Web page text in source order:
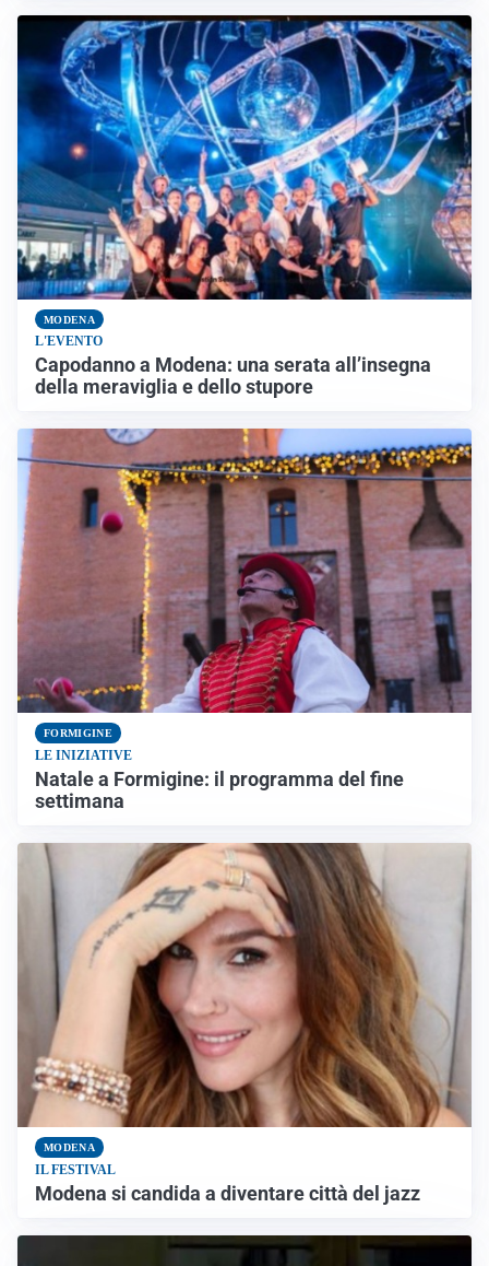
MODENA
L'EVENTO
Capodanno a Modena: una serata all’insegna
della meraviglia e dello stupore
FORMIGINE
LE INIZIATIVE
Natale a Formigine: il programma del fine
settimana
MODENA
IL FESTIVAL
Modena si candida a diventare città del jazz